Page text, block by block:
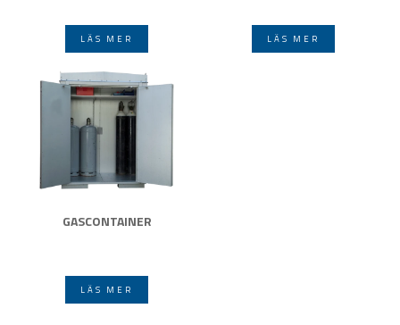
LÄS MER LÄS MER
GASCONTAINER
LÄS MER